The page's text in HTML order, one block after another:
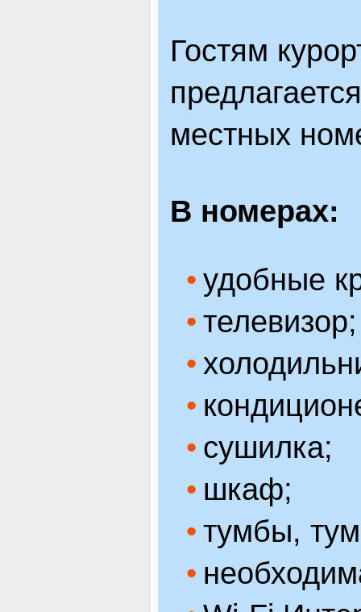
Гостям
местных
В номерах:
удобные
телевизор;
сушилка;
шкаф;
тумбы,